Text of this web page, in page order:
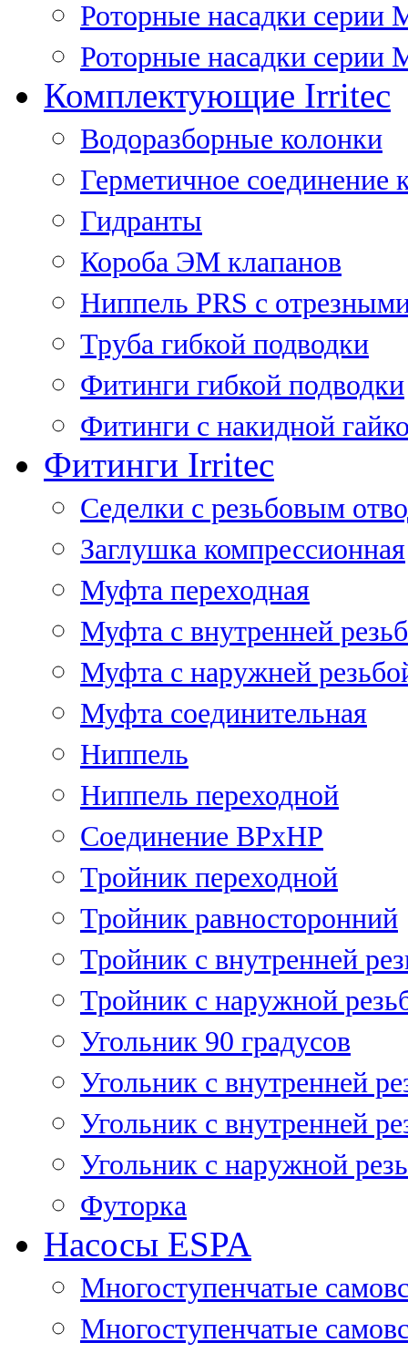
Роторные насадки серии
Роторные насадки серии
Комплектующие Irritec
Водоразборные колонки
Герметичное соединение
Гидранты
Короба ЭМ клапанов
Ниппель PRS с
Труба гибкой подводки
Фитинги гибкой подводки
Фитинги с накидной
Фитинги Irritec
Седелки с резьбовым
Заглушка компрессионная
Муфта переходная
Муфта с внутренней
Муфта с наружней
Муфта соединительная
Ниппель
Ниппель переходной
Соединение ВРхНР
Тройник переходной
Тройник равносторонний
Тройник с внутренней
Тройник с наружной
Угольник 90 градусов
Угольник c внутренней
Угольник с внутренней
Угольник с наружной
Футорка
Насосы ESPA
Многоступенчатые
Многоступенчатые